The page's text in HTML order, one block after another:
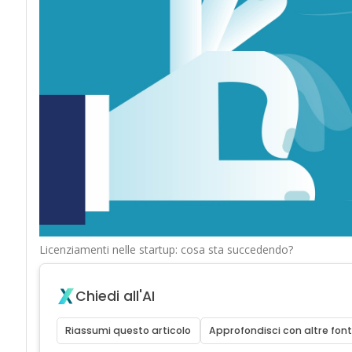
Licenziamenti nelle startup: cosa sta succedendo?
Chiedi all'AI
Riassumi questo articolo Approfondisci con altre